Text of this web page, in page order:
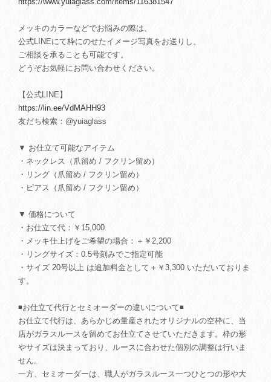
メッキのカラーなどでお悩みの際は、
公式LINEにて枠にのせたイメージ写真をお送りし、
ご相談を承ることも可能です。
どうぞお気軽にお問い合わせください。
【公式LINE】
https://lin.ee/VdMAHH93
友だち検索：@yuiaglass
▼ お仕立て可能なアイテム
・ネックレス（爪留め / フクリン留め）
・リング（爪留め / フクリン留め）
・ピアス（爪留め / フクリン留め）
▼ 価格について
・お仕立て代：￥15,000
・メッキ仕上げをご希望の場合：＋￥2,200
・リングサイズ：0.5号刻みでご指定可能
・サイズ 20号以上 は追加料金として＋￥3,300 いただいておりま
す。
◾️お仕立て代行とセミオーダーの違いについて◾️
お仕立て代行は、あらかじめ量産されたオリジナルの空枠に、当
店がガラスルースを留めてお仕立てさせていただきます。枠の形
やサイズは決まっており、ルースに合わせた個別の調整は行いま
せん。
一方、セミオーダーは、職人がガラスルース一つひとつの形や大